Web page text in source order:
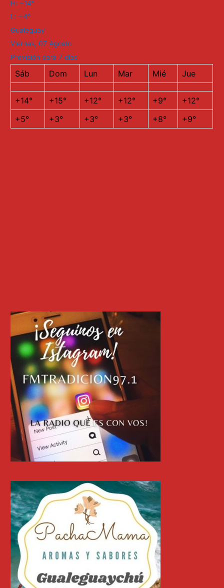
H: +14°
L: +4°
Gualeguay
Viernes, 07 Agosto
Previsión para 7 días
Sáb Dom Lun Mar Mié Jue
+14° +15° +12° +12° +9° +12°
+5° +3° +3° +3° +8° +9°